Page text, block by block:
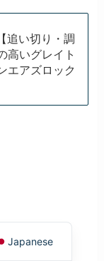
追い切り・調
高いグレイト
エアズロック
Japanese